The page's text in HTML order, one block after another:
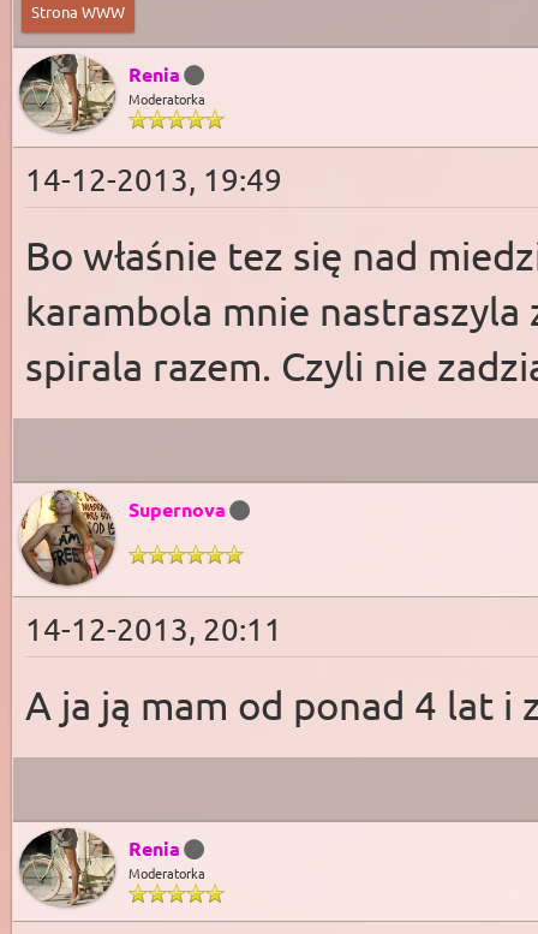
Strona WWW
Renia
Moderatorka
14-12-2013, 19:49
Bo właśnie tez się nad
karambola mnie nastraszyla
spirala razem. Czyli nie
Supernova
14-12-2013, 20:11
A ja ją mam od ponad 4 lat i
Renia
Moderatorka